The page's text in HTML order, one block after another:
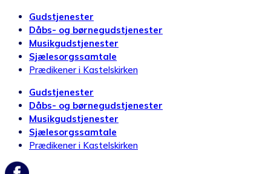
Gudstjenester
Dåbs- og børnegudstjenester
Musikgudstjenester
Sjælesorgssamtale
Prædikener i Kastelskirken
Gudstjenester
Dåbs- og børnegudstjenester
Musikgudstjenester
Sjælesorgssamtale
Prædikener i Kastelskirken